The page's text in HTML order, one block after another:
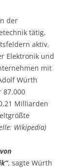
der
tätig,
aktiv,
Elektronik und
mit
Würth
87.000
Milliarden
Wikipedia)
, sagte Würth